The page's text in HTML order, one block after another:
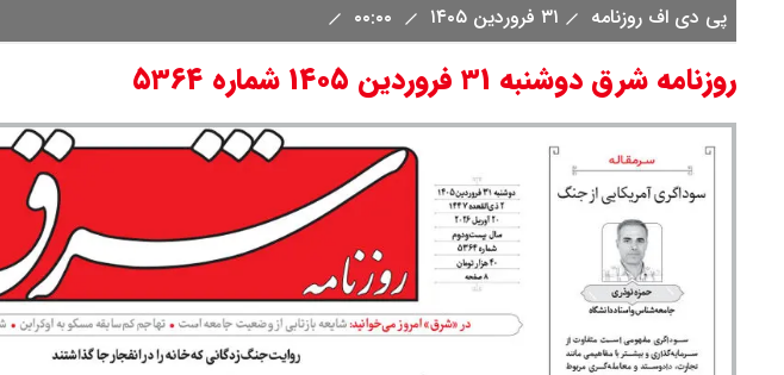
قیمت سکه امامی امروز شنبه ۱۷ مرداد ۱۴۰۵ اعلام شد/ صعود قیمت سکه
پی دی اف روزنامه ۳۱ فروردین ۱۴۰۵
روزنامه شرق دوشنبه ۳۱ فروردین ۱۴۰۵ شماره ۵۳۶۴